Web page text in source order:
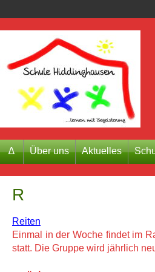
∆ Über uns Aktuelles
R
Reiten
Einmal in der Woche findet im
statt. Die Gruppe wird jährlich